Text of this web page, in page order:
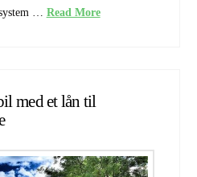
… Read More
med et lån til